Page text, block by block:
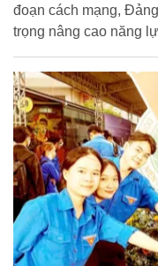
đoạn cách mạng,
trọng nâng cao năng
hiệu quả hoạt động